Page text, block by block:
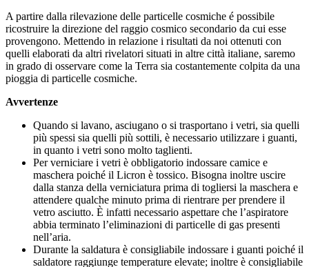
A partire dalla rilevazione delle particelle cosmiche é possibile
ricostruire la direzione del raggio cosmico secondario da cui esse
provengono. Mettendo in relazione i risultati da noi ottenuti con
quelli elaborati da altri rivelatori situati in altre città italiane, saremo
in grado di osservare come la Terra sia costantemente colpita da una
pioggia di particelle cosmiche.
Avvertenze
Quando si lavano, asciugano o si trasportano i vetri, sia quelli
più spessi sia quelli più sottili, è necessario utilizzare i guanti,
in quanto i vetri sono molto taglienti.
Per verniciare i vetri è obbligatorio indossare camice e
maschera poiché il Licron è tossico. Bisogna inoltre uscire
dalla stanza della verniciatura prima di togliersi la maschera e
attendere qualche minuto prima di rientrare per prendere il
vetro asciutto. È infatti necessario aspettare che l’aspiratore
abbia terminato l’eliminazioni di particelle di gas presenti
nell’aria.
Durante la saldatura è consigliabile indossare i guanti poiché il
saldatore raggiunge temperature elevate; inoltre è consigliabile